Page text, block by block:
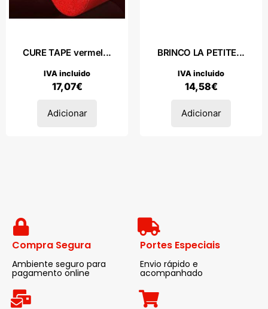
CURE TAPE vermel...
17,07€
IVA incluido
Adicionar
BRINCO LA PETITE...
14,58€
IVA incluido
Adicionar
Compra Segura
Ambiente seguro para
pagamento online
Portes Especiais
Envio rápido e
acompanhado